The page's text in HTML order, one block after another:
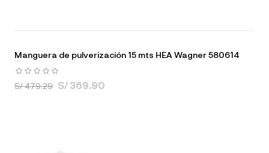
Manguera de pulverización 15 mts HEA Wagner 580614
S/ 479.29 S/ 369.90